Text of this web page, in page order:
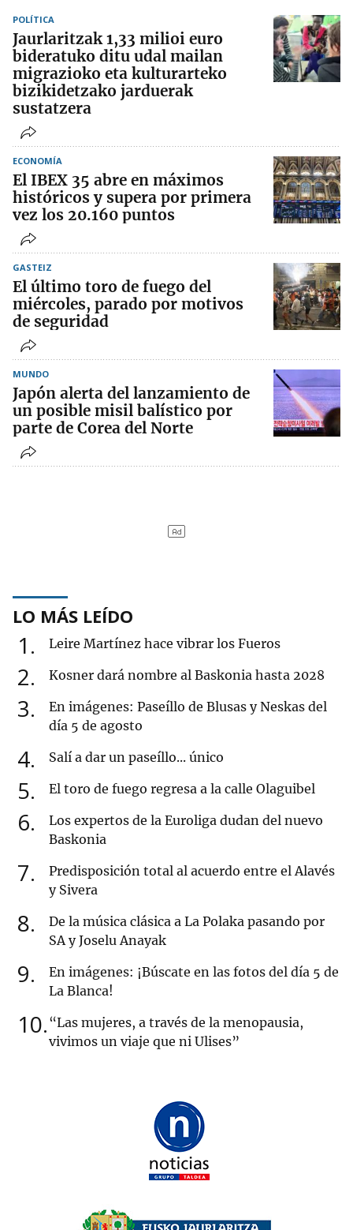
POLÍTICA
Jaurlaritzak 1,33 milioi euro
bideratuko ditu udal mailan
migrazioko eta kulturarteko
bizikidetzako jarduerak
sustatzera
ECONOMÍA
El IBEX 35 abre en máximos
históricos y supera por primera
vez los 20.160 puntos
GASTEIZ
El último toro de fuego del
miércoles, parado por motivos
de seguridad
MUNDO
Japón alerta del lanzamiento de
un posible misil balístico por
parte de Corea del Norte
LO MÁS LEÍDO
1 Leire Martínez hace vibrar los Fueros
2 Kosner dará nombre al Baskonia hasta 2028
3
En imágenes: Paseíllo de Blusas y Neskas del
día 5 de agosto
4 Salí a dar un paseíllo... único
5 El toro de fuego regresa a la calle Olaguibel
6
Los expertos de la Euroliga dudan del nuevo
Baskonia
7
Predisposición total al acuerdo entre el Alavés
y Sivera
8
De la música clásica a La Polaka pasando por
SA y Joselu Anayak
9
En imágenes: ¡Búscate en las fotos del día 5 de
La Blanca!
10 “Las mujeres, a través de la menopausia,
vivimos un viaje que ni Ulises”